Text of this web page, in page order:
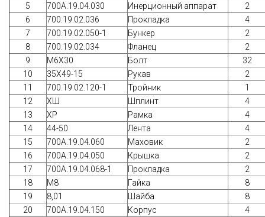
5
700A.19.04.030 Инерционный аппарат
2
6
700.19.02.036 Прокладка
4
7
700.19.02.050-1 Бункер
2
8
700.19.02.034 Фланец
2
9
М6Х30 Болт
32
10
35Х49-15 Рукав
2
11
700.19.02.120-1 Тройник
1
12
ХШ Шплинт
4
13
ХР Рамка
4
14
44-50 Лента
4
15
700A.19.04.060 Маховик
2
16
700A.19.04.050 Крышка
2
17
700A.19.04.068-1 Прокладка
2
18
М8 Гайка
8
19
8,01 Шайба
8
20
700A.19.04.150 Корпус
4